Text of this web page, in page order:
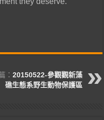
： 20150522-參觀觀新藻
礁生態系野生動物保護區